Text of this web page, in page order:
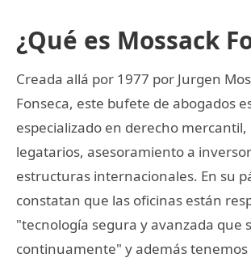
¿Qué es Mossack
Creada allá por 1977 por Jurgen
Fonseca, este bufete de abogados
especializado en derecho mercantil,
legatarios, asesoramiento a
estructuras internacionales. En su
constatan que las oficinas están
"tecnología segura y avanzada que
continuamente" y además tenemos